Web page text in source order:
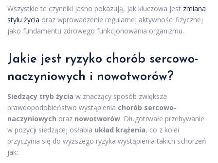
Wszystkie te czynniki jasno pokazują, jak kluczowa jest zmiana
stylu życia oraz wprowadzenie regularnej aktywności fizycznej
jako fundamentu zdrowego funkcjonowania organizmu.
Jakie jest ryzyko chorób sercowo-
naczyniowych i nowotworów?
Siedzący tryb życia w znaczący sposób zwiększa
prawdopodobieństwo wystąpienia chorób sercowo-
naczyniowych oraz nowotworów. Długotrwałe przebywanie
w pozycji siedzącej osłabia układ krążenia, co z kolei
przyczynia się do wyższego ryzyka wystąpienia takich schorzeń
jak: